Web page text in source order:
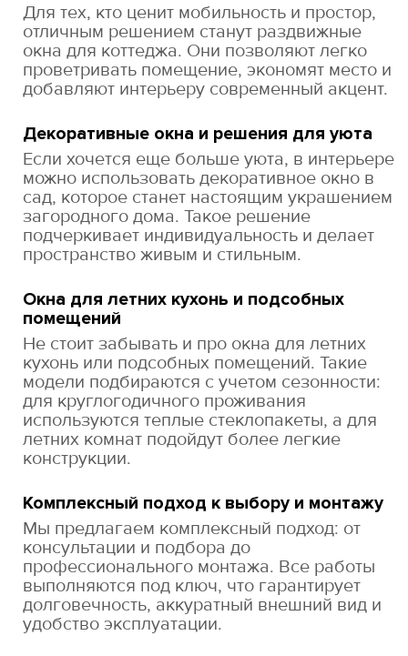
Для тех, кто ценит мобильность и простор,
отличным решением станут раздвижные
окна для коттеджа. Они позволяют легко
проветривать помещение, экономят место и
добавляют интерьеру современный акцент.
Декоративные окна и решения для уюта
Если хочется еще больше уюта, в интерьере
можно использовать декоративное окно в
сад, которое станет настоящим украшением
загородного дома. Такое решение
подчеркивает индивидуальность и делает
пространство живым и стильным.
Окна для летних кухонь и подсобных
помещений
Не стоит забывать и про окна для летних
кухонь или подсобных помещений. Такие
модели подбираются с учетом сезонности:
для круглогодичного проживания
используются теплые стеклопакеты, а для
летних комнат подойдут более легкие
конструкции.
Комплексный подход к выбору и монтажу
Мы предлагаем комплексный подход: от
консультации и подбора до
профессионального монтажа. Все работы
выполняются под ключ, что гарантирует
долговечность, аккуратный внешний вид и
удобство эксплуатации.